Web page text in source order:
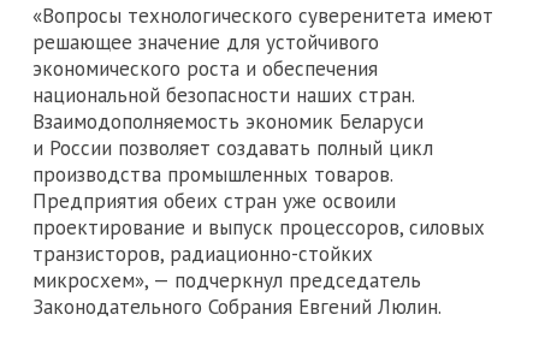
«Вопросы технологического суверенитета имеют
решающее значение для устойчивого
экономического роста и обеспечения
национальной безопасности наших стран.
Взаимодополняемость экономик Беларуси
и России позволяет создавать полный цикл
производства промышленных товаров.
Предприятия обеих стран уже освоили
проектирование и выпуск процессоров, силовых
транзисторов, радиационно-стойких
микросхем», — подчеркнул председатель
Законодательного Собрания Евгений Люлин.